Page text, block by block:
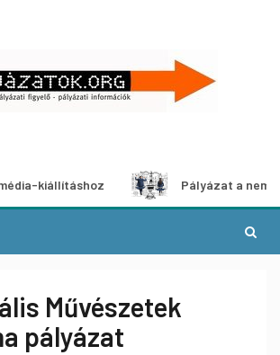
Pályázat a nemek
Művészetek
pályázat